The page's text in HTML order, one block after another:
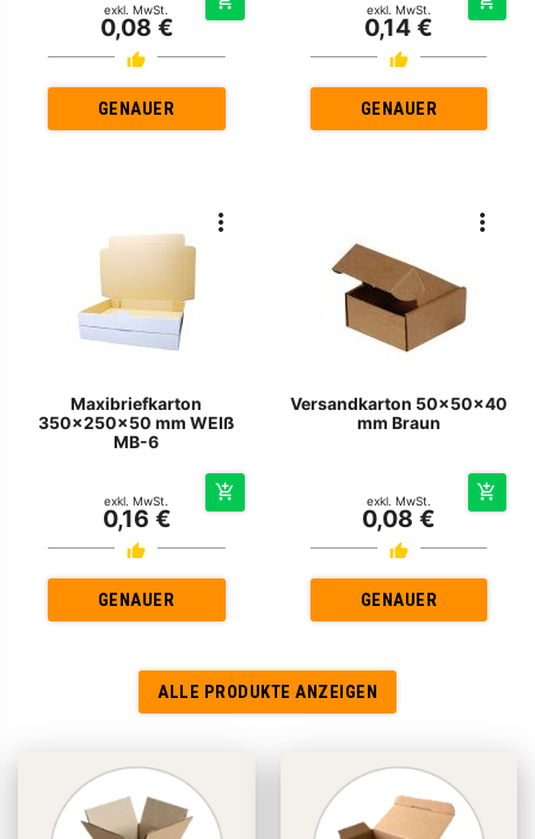
exkl. MwSt.
0,08 €
GENAUER
exkl. MwSt.
0,14 €
GENAUER
Maxibriefkarton
350x250x50 mm WEIß
MB-6
exkl. MwSt.
0,16 €
GENAUER
Versandkarton 50x50x40
mm Braun
exkl. MwSt.
0,08 €
GENAUER
ALLE PRODUKTE ANZEIGEN